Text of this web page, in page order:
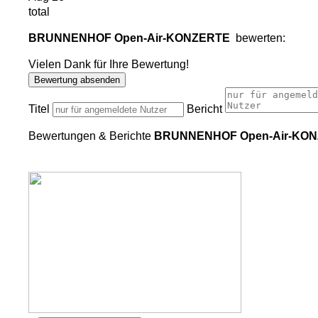
total
BRUNNENHOF Open-Air-KONZERTE bewerten:
Vielen Dank für Ihre Bewertung!
Bewertung absenden
Titel Bericht
Bewertungen & Berichte BRUNNENHOF Open-Air-